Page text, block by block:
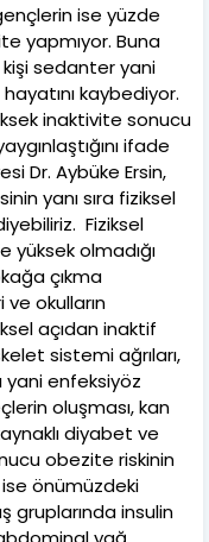
ise yüzde
yapmıyor. Buna
kişi sedanter yani
kaybediyor.
inaktivite sonucu
ifade
Dr. Aybüke Ersin,
yanı sıra fiziksel
Fiziksel
yüksek olmadığı
çıkma
ve okulların
açıdan inaktif
sistemi ağrıları,
yani enfeksiyöz
oluşması, kan
diyabet ve
obezite riskinin
önümüzdeki
gruplarında insulin